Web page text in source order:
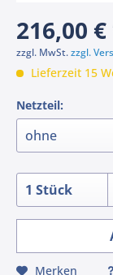
216,00
zzgl. MwSt.zzgl.
Lieferzeit 15
Netzteil:
Merken